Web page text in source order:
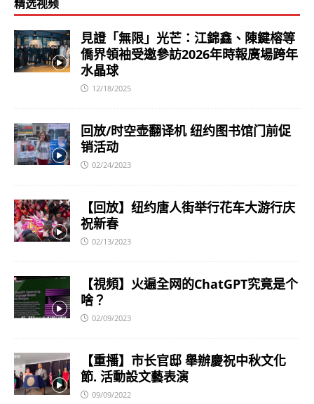
精选视频
見證「無限」光芒：江錦鑫、陳鍵榕等
僑界領袖受邀參訪2026年時報廣場跨年
水晶球
12/18/2025
回放/时空壶翻译机 纽约图书馆门前促
销活动
02/24/2023
【回放】纽约唐人街举行花车大游行庆
祝新春
02/13/2023
【視頻】火遍全网的ChatGPT究竟是个
啥？
02/09/2023
【重播】市长官邸 舉辦慶祝中秋文化
節. 活動設文藝表演
09/09/2022